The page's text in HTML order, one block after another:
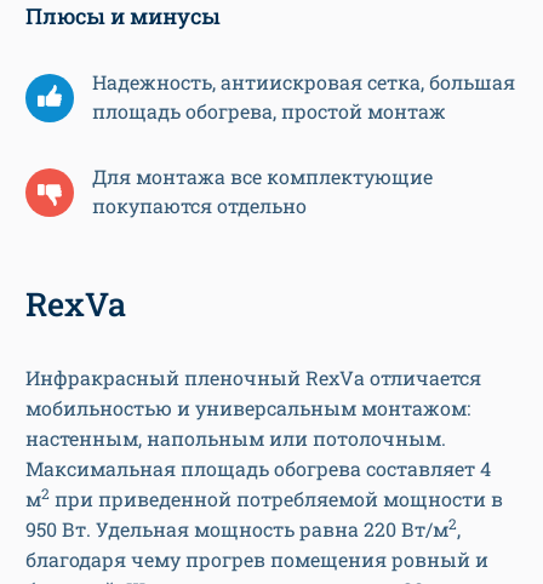
Плюсы и минусы
Надежность, антиискровая сетка, большая
площадь обогрева, простой монтаж
Для монтажа все комплектующие
покупаются отдельно
RexVa
Инфракрасный пленочный RexVa отличается
мобильностью и универсальным монтажом:
настенным, напольным или потолочным.
Максимальная площадь обогрева составляет 4
м2 при приведенной потребляемой мощности в
950 Вт. Удельная мощность равна 220 Вт/м2,
благодаря чему прогрев помещения ровный и